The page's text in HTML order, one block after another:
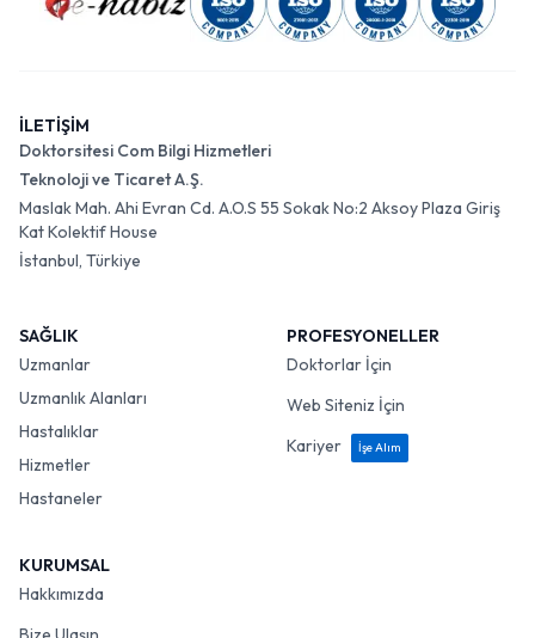
İLETİŞİM
Doktorsitesi Com Bilgi Hizmetleri
Teknoloji ve Ticaret A.Ş.
Maslak Mah. Ahi Evran Cd. A.O.S 55 Sokak No:2 Aksoy Plaza Giriş
Kat Kolektif House
İstanbul, Türkiye
SAĞLIK
Uzmanlar
Uzmanlık Alanları
Hastalıklar
Hizmetler
Hastaneler
PROFESYONELLER
Doktorlar İçin
Web Siteniz İçin
Kariyer
İşe Alım
KURUMSAL
Hakkımızda